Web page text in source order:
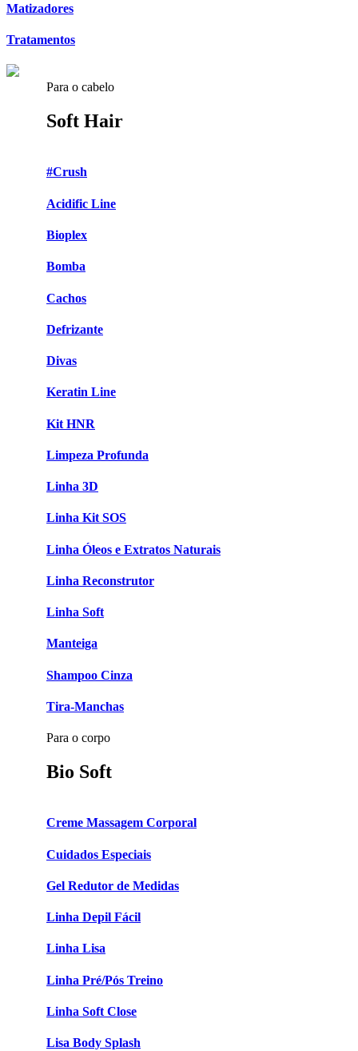
Matizadores
Tratamentos
Para o cabelo
Soft Hair
#Crush
Acidific Line
Bioplex
Bomba
Cachos
Defrizante
Divas
Keratin Line
Kit HNR
Limpeza Profunda
Linha 3D
Linha Kit SOS
Linha Óleos e Extratos Naturais
Linha Reconstrutor
Linha Soft
Manteiga
Shampoo Cinza
Tira-Manchas
Para o corpo
Bio Soft
Creme Massagem Corporal
Cuidados Especiais
Gel Redutor de Medidas
Linha Depil Fácil
Linha Lisa
Linha Pré/Pós Treino
Linha Soft Close
Lisa Body Splash